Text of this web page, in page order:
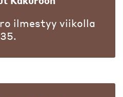
ilmestyy viikolla
35.